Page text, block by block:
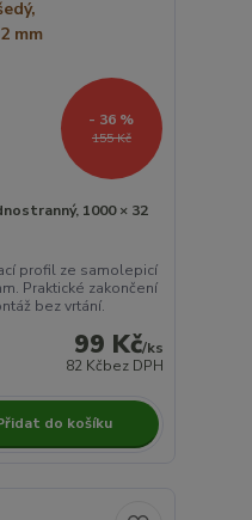
155 Kč
- 36 %
1000 × 32
profil ze samolepicí
Praktické zakončení
bez vrtání.
99 Kč/ks
82 Kčbez DPH
do košíku